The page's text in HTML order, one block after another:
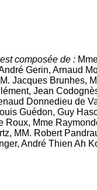
composée de :
Gerin, Arnaud
Jacques Brunhes,
Jean
Donnedieu de
Guédon, Guy
Mme
MM. Robert
André Thien Ah